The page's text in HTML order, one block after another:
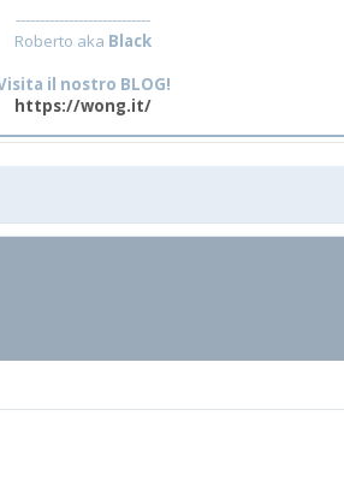
----------------------------
Roberto aka Black
il nostro BLOG!
https://wong.it/